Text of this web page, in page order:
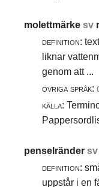
molettmärkesv
definition:
liknar
genom att ...
övriga språk:
källa:
penselrändersv
definition:
uppstår i en